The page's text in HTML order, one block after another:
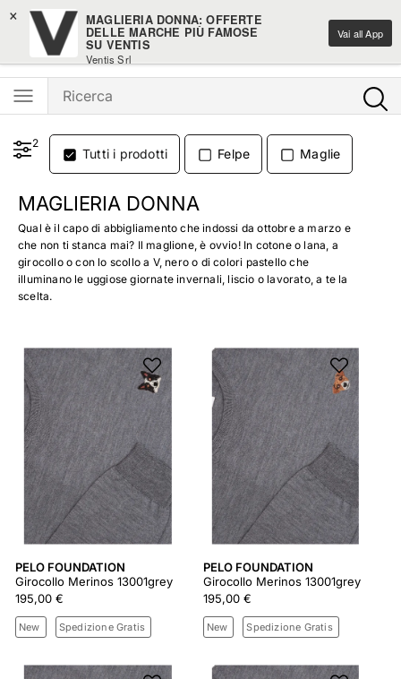
× MAGLIERIA DONNA: OFFERTE
DELLE MARCHE PIÙ FAMOSE
SU VENTIS
Ventis Srl
Vai all App
Ventis - L'e-shopping parla italiano
2
Tutti i prodotti Felpe Maglie
MAGLIERIA DONNA
Qual è il capo di abbigliamento che indossi da ottobre a marzo e
che non ti stanca mai? Il maglione, è ovvio! In cotone o lana, a
girocollo o con lo scollo a V, nero o di colori pastello che
illuminano le uggiose giornate invernali, liscio o lavorato, a te la
scelta.
PELO FOUNDATION
Girocollo Merinos 13001grey
195,00 €
New Spedizione Gratis
PELO FOUNDATION
Girocollo Merinos 13001grey
195,00 €
New Spedizione Gratis